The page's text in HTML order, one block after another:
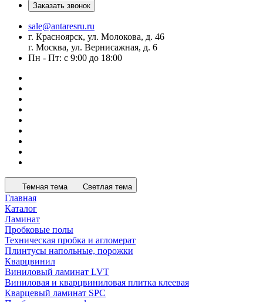
Заказать звонок
sale@antaresru.ru
г. Красноярск, ул. Молокова, д. 46
г. Москва, ул. Вернисажная, д. 6
Пн - Пт: с 9:00 до 18:00
Темная тема Светлая тема
Главная
Каталог
Ламинат
Пробковые полы
Техническая пробка и агломерат
Плинтусы напольные, порожки
Кварцвинил
Виниловый ламинат LVT
Виниловая и кварцвиниловая плитка клеевая
Кварцевый ламинат SPC